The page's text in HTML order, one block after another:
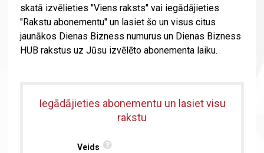
skatā izvēlieties "Viens raksts" vai iegādājieties
"Rakstu abonementu" un lasiet šo un visus citus
jaunākos Dienas Bizness numurus un Dienas Bizness
HUB rakstus uz Jūsu izvēlēto abonementa laiku.
Iegādājieties abonementu un lasiet visu
rakstu
Veids